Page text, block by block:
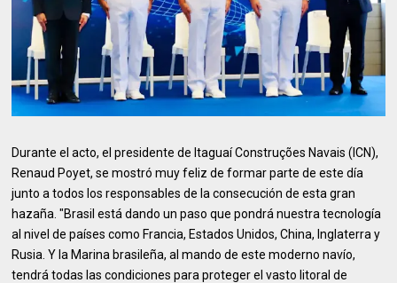
Durante el acto, el presidente de Itaguaí Construções Navais (ICN),
Renaud Poyet, se mostró muy feliz de formar parte de este día
junto a todos los responsables de la consecución de esta gran
hazaña. "Brasil está dando un paso que pondrá nuestra tecnología
al nivel de países como Francia, Estados Unidos, China, Inglaterra y
Rusia. Y la Marina brasileña, al mando de este moderno navío,
tendrá todas las condiciones para proteger el vasto litoral de